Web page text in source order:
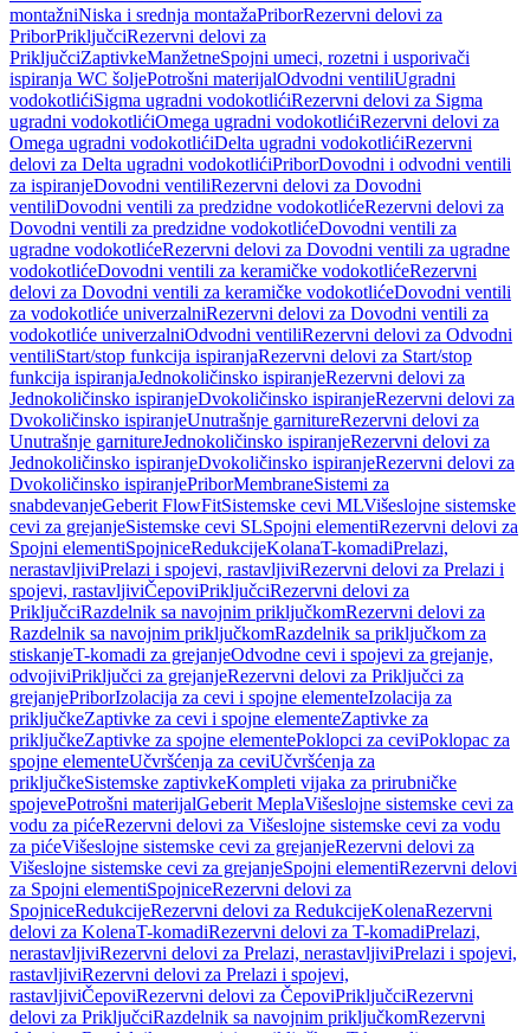
montažniNiska i srednja montažaPriborRezervni delovi za
PriborPriključciRezervni delovi za
PriključciZaptivkeManžetneSpojni umeci, rozetni i usporivači
ispiranja WC šoljePotrošni materijalOdvodni ventiliUgradni
vodokotlićiSigma ugradni vodokotlićiRezervni delovi za Sigma
ugradni vodokotlićiOmega ugradni vodokotlićiRezervni delovi za
Omega ugradni vodokotlićiDelta ugradni vodokotlićiRezervni
delovi za Delta ugradni vodokotlićiPriborDovodni i odvodni ventili
za ispiranjeDovodni ventiliRezervni delovi za Dovodni
ventiliDovodni ventili za predzidne vodokotlićeRezervni delovi za
Dovodni ventili za predzidne vodokotlićeDovodni ventili za
ugradne vodokotlićeRezervni delovi za Dovodni ventili za ugradne
vodokotlićeDovodni ventili za keramičke vodokotlićeRezervni
delovi za Dovodni ventili za keramičke vodokotlićeDovodni ventili
za vodokotliće univerzalniRezervni delovi za Dovodni ventili za
vodokotliće univerzalniOdvodni ventiliRezervni delovi za Odvodni
ventiliStart/stop funkcija ispiranjaRezervni delovi za Start/stop
funkcija ispiranjaJednokoličinsko ispiranjeRezervni delovi za
Jednokoličinsko ispiranjeDvokoličinsko ispiranjeRezervni delovi za
Dvokoličinsko ispiranjeUnutrašnje garnitureRezervni delovi za
Unutrašnje garnitureJednokoličinsko ispiranjeRezervni delovi za
Jednokoličinsko ispiranjeDvokoličinsko ispiranjeRezervni delovi za
Dvokoličinsko ispiranjePriborMembraneSistemi za
snabdevanjeGeberit FlowFitSistemske cevi MLVišeslojne sistemske
cevi za grejanjeSistemske cevi SLSpojni elementiRezervni delovi za
Spojni elementiSpojniceRedukcijeKolanaT-komadiPrelazi,
nerastavljiviPrelazi i spojevi, rastavljiviRezervni delovi za Prelazi i
spojevi, rastavljiviČepoviPriključciRezervni delovi za
PriključciRazdelnik sa navojnim priključkomRezervni delovi za
Razdelnik sa navojnim priključkomRazdelnik sa priključkom za
stiskanjeT-komadi za grejanjeOdvodne cevi i spojevi za grejanje,
odvojiviPriključci za grejanjeRezervni delovi za Priključci za
grejanjePriborIzolacija za cevi i spojne elementeIzolacija za
priključkeZaptivke za cevi i spojne elementeZaptivke za
priključkeZaptivke za spojne elementePoklopci za ceviPoklopac za
spojne elementeUčvršćenja za ceviUčvršćenja za
priključkeSistemske zaptivkeKompleti vijaka za prirubničke
spojevePotrošni materijalGeberit MeplaVišeslojne sistemske cevi za
vodu za pićeRezervni delovi za Višeslojne sistemske cevi za vodu
za pićeVišeslojne sistemske cevi za grejanjeRezervni delovi za
Višeslojne sistemske cevi za grejanjeSpojni elementiRezervni delovi
za Spojni elementiSpojniceRezervni delovi za
SpojniceRedukcijeRezervni delovi za RedukcijeKolenaRezervni
delovi za KolenaT-komadiRezervni delovi za T-komadiPrelazi,
nerastavljiviRezervni delovi za Prelazi, nerastavljiviPrelazi i spojevi,
rastavljiviRezervni delovi za Prelazi i spojevi,
rastavljiviČepoviRezervni delovi za ČepoviPriključciRezervni
delovi za PriključciRazdelnik sa navojnim priključkomRezervni